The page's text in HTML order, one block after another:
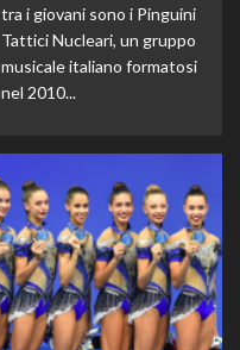
tra i giovani sono i Pinguini
Tattici Nucleari, un gruppo
musicale italiano formatosi
nel 2010...